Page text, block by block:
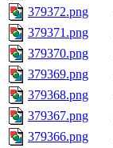
379372.png
379371.png
379370.png
379369.png
379368.png
379367.png
379366.png